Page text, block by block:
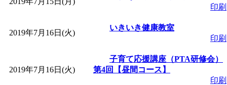
印刷
2019年7月16日(火)
いきいき健康教室
印刷
2019年7月16日(火)
子育て応援講座（PTA研修会）
第4回【昼間コース】
印刷